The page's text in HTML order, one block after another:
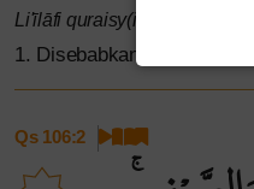
Li'īlāfi quraisy(in).
1. Disebabkan oleh
Qs 106:2